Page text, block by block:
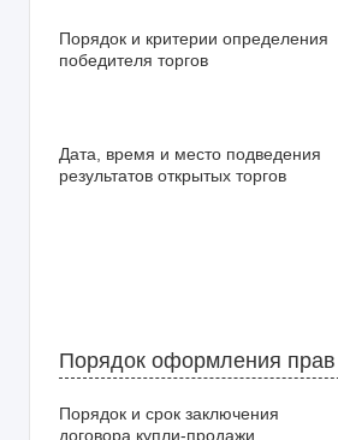
Порядок и критерии определения
победителя торгов
Дата, время и место подведения
результатов открытых торгов
Порядок оформления
Порядок и срок заключения
договора купли-продажи